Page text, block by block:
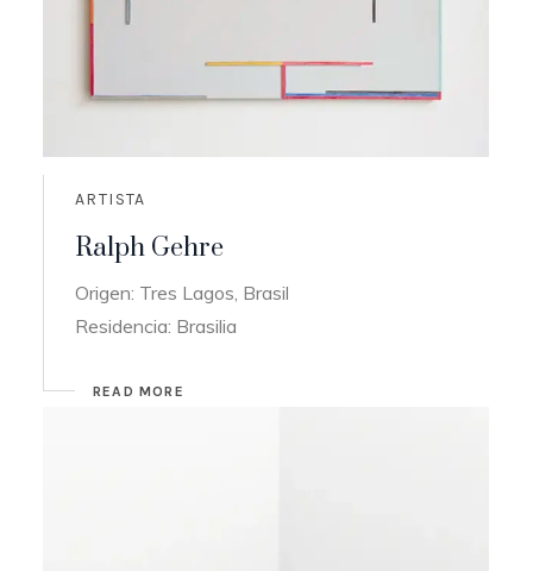
ARTISTA
Ralph Gehre
Origen: Tres Lagos, Brasil
Residencia: Brasilia
READ MORE